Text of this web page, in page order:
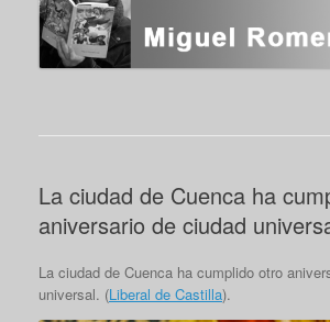
La ciudad de Cuenca ha
aniversario de ciudad
La ciudad de Cuenca ha cumplido otro
universal. (Liberal de Castilla).